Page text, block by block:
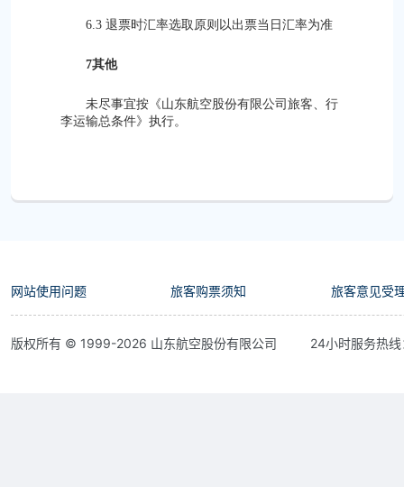
6.3 退票时汇率选取原则以出票当日汇率为准
7其他
未尽事宜按 《山东航空股份有限公司旅客、行
李运输总条件》 执行。
网站使用问题 旅客购票须知 旅客意见受
版权所有 © 1999-2026 山东航空股份有限公司 24小时服务热线